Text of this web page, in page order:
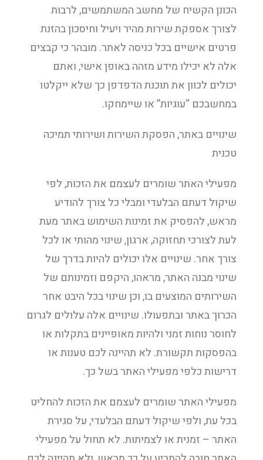
הכונן הקשיח של מחשב המשתמשים, לרבות
לצורך אספקת שירות מהיר ויעיל וחיסכון בהזנת
פרטים אישיים בכל כניסה לאתר. מובהר כי קבצים
אלה לא יכילו מידע מזהה באופן אישי, ואתם
יכולים לכוון את תוכנת הדפדפן כך שלא ייקלטו
במחשבכם “עוגיות” או שיימחקו.
שינויים באתר, הפסקת השירות ושירותי תמיכה
טכנית
מפעילי האתר שומרים לעצמם את הזכות, לפי
שיקול דעתם הבלעדי ומבלי כל צורך להודיע
מראש, להפסיק את זמינות השימוש באתר מעת
לעת לצורכי תחזוקה, ארגון, שינוי מהותי או לכל
צורך אחר. שינויים אלו יכולים להיות בדרך של
שינוי מבנה האתר, מראהו, היקפם וזמינותם של
השירותים המוצעים בו, וכן שינוי בכל היבט אחר
הכרוך באתר ובתפעולו. שינויים אלה עלולים לגרום
לחוסר נוחות זמני ולהיות מאופיינים בתקלות או
בהפסקות תקשורת. לא תהיינה לכם טענות או
דרישות כלפי מפעילי האתר בשל כך.
מפעילי האתר שומרים לעצמם את הזכות להחליט
בכל עת, ולפי שיקול דעתם הבלעדי, על סגירת
האתר – זמנית או לצמיתות. לא תחול על מפעילי